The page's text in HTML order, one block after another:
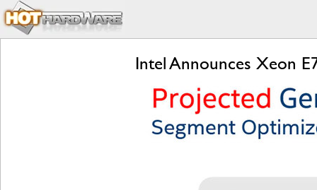
Intel Announces Xeon